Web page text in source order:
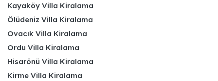
Kayaköy Villa Kiralama
Ölüdeniz Villa Kiralama
Ovacık Villa Kiralama
Ordu Villa Kiralama
Hisarönü Villa Kiralama
Kirme Villa Kiralama